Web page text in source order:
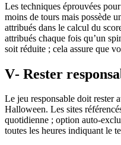
Les techniques éprouvées
moins de tours mais possède
attribués dans le calcul du
attribués chaque fois qu’un
soit réduite ; cela assure que
V‑ Rester
Le jeu responsable doit rester
Halloween. Les sites
quotidienne ; option
toutes les heures indiquant le